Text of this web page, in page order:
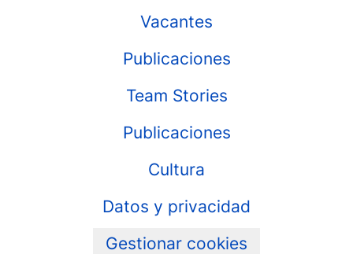
Vacantes
Publicaciones
Team Stories
Publicaciones
Cultura
Datos y privacidad
Gestionar cookies